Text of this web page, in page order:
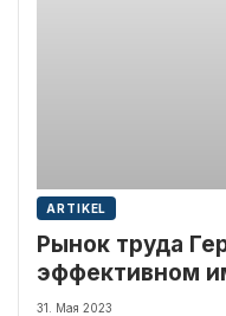
ARTIKEL
Рынок труда
эффективном
31. Мая 2023